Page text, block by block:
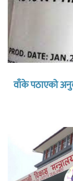
वाँके पठाएको